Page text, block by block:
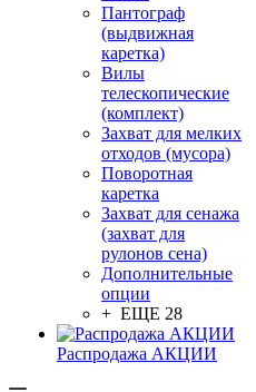
Пантограф
(выдвижная
каретка)
Вилы
телескопические
(комплект)
Захват для мелких
отходов (мусора)
Поворотная
каретка
Захват для сенажа
(захват для
рулонов сена)
Дополнительные
опции
+ ЕЩЕ 28
Распродажа АКЦИИ